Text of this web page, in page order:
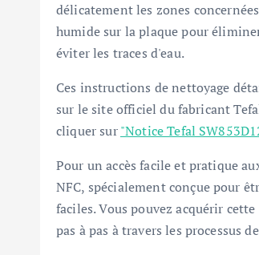
délicatement les zones
humide sur la plaque pour
éviter les traces d'eau.
Ces instructions de nettoyage
sur le site officiel du fabricant
cliquer sur"Notice Tefal
Pour un accès facile et pratique
NFC, spécialement conçue pour
faciles. Vous pouvez acquérir
pas à pas à travers les processus